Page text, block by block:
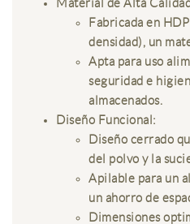
Material de Alta
Fabricada en
densidad), un
Apta para uso
seguridad e
almacenados.
Diseño Funcional:
Diseño cerrado
del polvo y la
Apilable para un
un ahorro de
Dimensiones